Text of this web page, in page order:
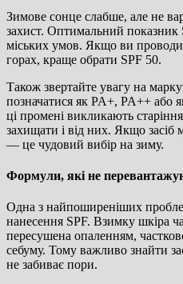
Зимове сонце слабше, але не
захист. Оптимальний
міських умов. Якщо ви
горах, краще обрати SPF 50.
Також звертайте увагу на
позначатися як PA+, PA++ або
ці промені викликають
захищати і від них. Якщо
— це чудовий вибір на зиму.
Формули, які не
Одна з найпоширеніших
нанесення SPF. Взимку шкіра
пересушена опаленням,
себуму. Тому важливо знайти
не забиває пори.